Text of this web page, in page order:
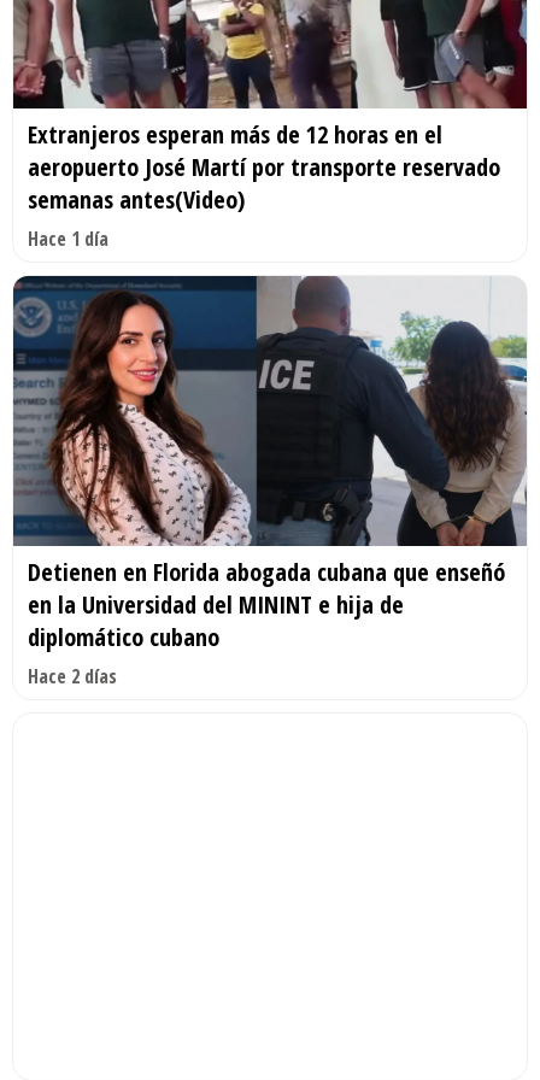
Extranjeros esperan más de 12 horas en el
aeropuerto José Martí por transporte reservado
semanas antes(Video)
Hace 1 día
Detienen en Florida abogada cubana que enseñó
en la Universidad del MININT e hija de
diplomático cubano
Hace 2 días